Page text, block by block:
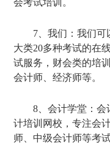
7、我们：我们
大类20多种考试的在
试服务，财会类的培
会计师、经济师等。
8、会计学堂：会
计培训网校，专注会
师、中级会计师等考